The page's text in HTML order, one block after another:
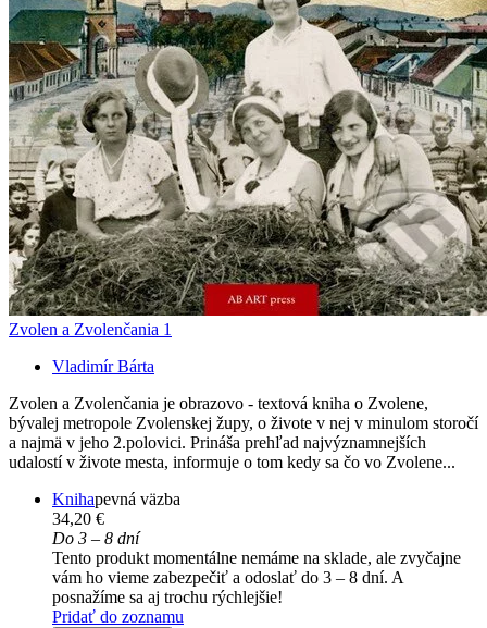
Zvolen a Zvolenčania 1
Vladimír Bárta
Zvolen a Zvolenčania je obrazovo - textová kniha o Zvolene,
bývalej metropole Zvolenskej župy, o živote v nej v minulom storočí
a najmä v jeho 2.polovici. Prináša prehľad najvýznamnejších
udalostí v živote mesta, informuje o tom kedy sa čo vo Zvolene...
Knihapevná väzba
34,20 €
Do 3 – 8 dní
Tento produkt momentálne nemáme na sklade, ale zvyčajne
vám ho vieme zabezpečiť a odoslať do 3 – 8 dní. A
posnažíme sa aj trochu rýchlejšie!
Pridať do zoznamu